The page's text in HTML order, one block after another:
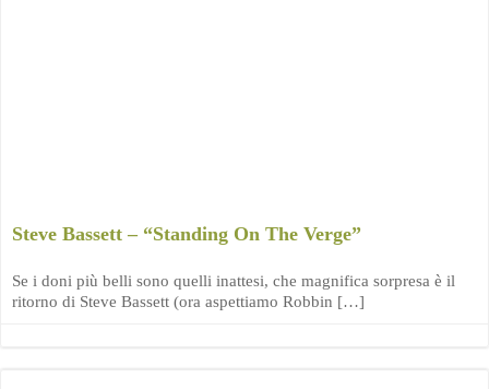
Steve Bassett – “Standing On The Verge”
Se i doni più belli sono quelli inattesi, che magnifica sorpresa è il
ritorno di Steve Bassett (ora aspettiamo Robbin […]